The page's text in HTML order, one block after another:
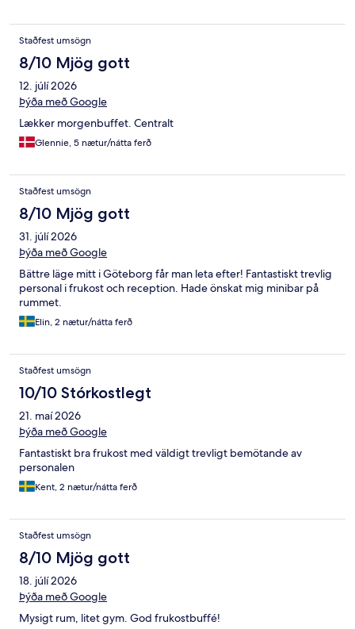
Staðfest umsögn
8/10 Mjög gott
12. júlí 2026
Þýða með Google
Lækker morgenbuffet. Centralt
Glennie, 5 nætur/nátta ferð
Staðfest umsögn
8/10 Mjög gott
31. júlí 2026
Þýða með Google
Bättre läge mitt i Göteborg får man leta efter! Fantastiskt trevlig
personal i frukost och reception. Hade önskat mig minibar på
rummet.
Elin, 2 nætur/nátta ferð
Staðfest umsögn
10/10 Stórkostlegt
21. maí 2026
Þýða með Google
Fantastiskt bra frukost med väldigt trevligt bemötande av
personalen
Kent, 2 nætur/nátta ferð
Staðfest umsögn
8/10 Mjög gott
18. júlí 2026
Þýða með Google
Mysigt rum, litet gym. God frukostbuffé!